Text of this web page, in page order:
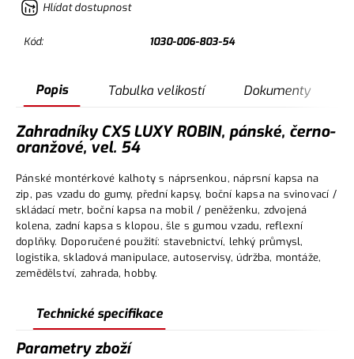
Hlídat dostupnost
Kód: 1030-006-803-54
Popis Tabulka velikostí Dokumenty
Zahradníky CXS LUXY ROBIN, pánské, černo-
oranžové, vel. 54
Pánské montérkové kalhoty s náprsenkou, náprsní kapsa na
zip, pas vzadu do gumy, přední kapsy, boční kapsa na svinovací /
skládací metr, boční kapsa na mobil / peněženku, zdvojená
kolena, zadní kapsa s klopou, šle s gumou vzadu, reflexní
doplňky. Doporučené použití: stavebnictví, lehký průmysl,
logistika, skladová manipulace, autoservisy, údržba, montáže,
zemědělství, zahrada, hobby.
Technické specifikace
Parametry zboží